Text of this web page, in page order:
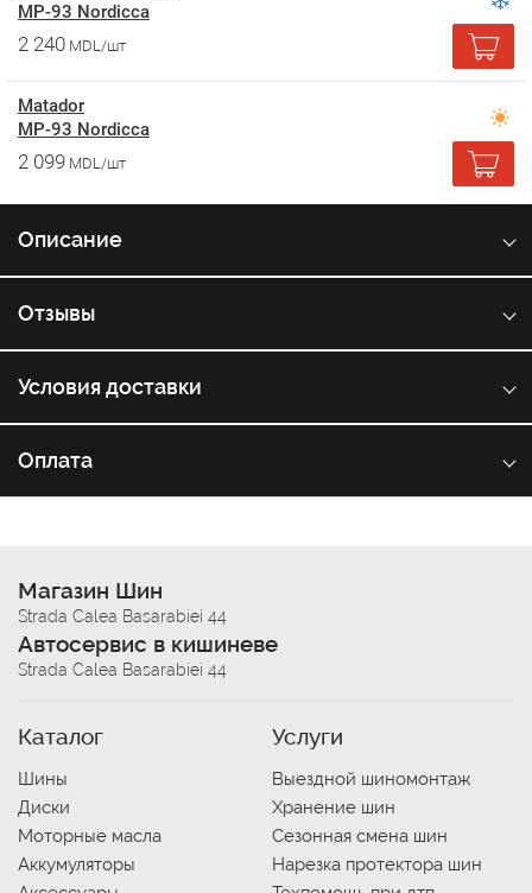
MP-93 Nordicca
2 240 MDL/шт
Matador
MP-93 Nordicca
2 099 MDL/шт
Описание
Отзывы
Условия доставки
Оплата
Магазин Шин
Strada Calea Basarabiei 44
Автосервис в кишиневе
Strada Calea Basarabiei 44
Каталог
Шины
Диски
Моторные масла
Аккумуляторы
Услуги
Выездной шиномонтаж
Хранение шин
Сезонная смена шин
Нарезка протектора шин